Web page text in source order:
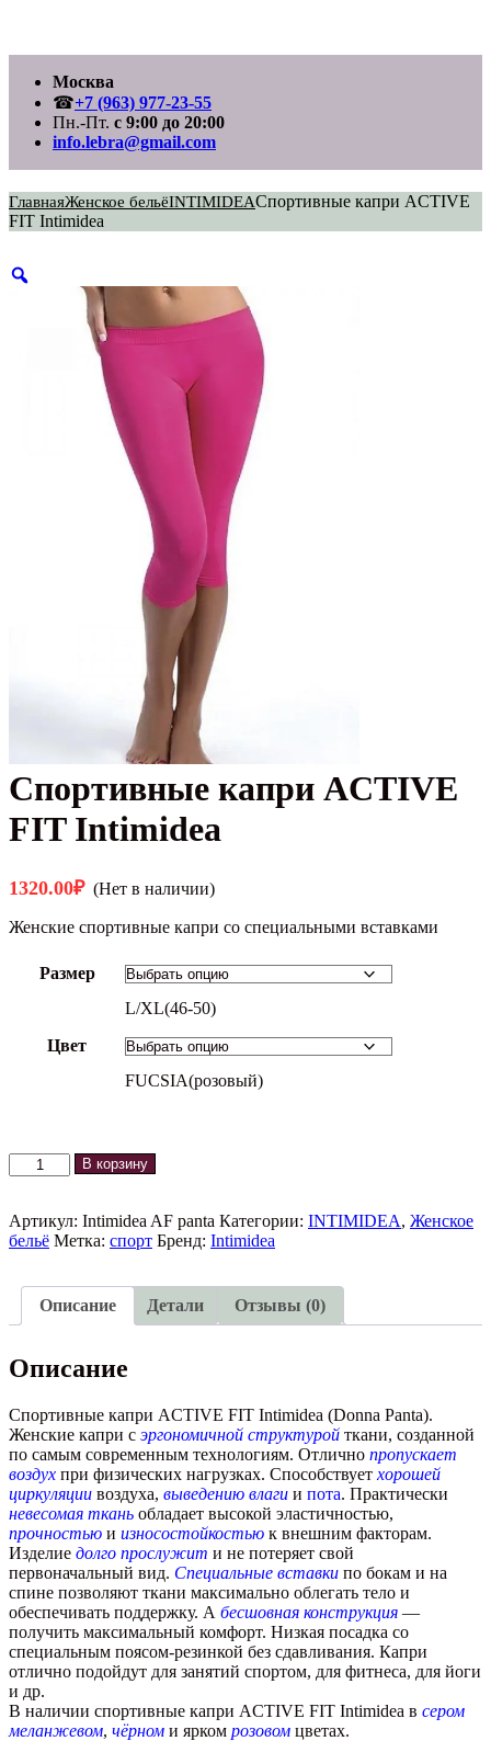
содержимому
Москва
☎+7 (963) 977-23-55
Пн.-Пт. с 9:00 до 20:00
info.lebra@gmail.com
ГлавнаяЖенское бельёINTIMIDEAСпортивные капри ACTIVE
FIT Intimidea
Спортивные капри ACTIVE
FIT Intimidea
1320.00₽(Нет в наличии)
Женские спортивные капри со специальными вставками
Размер
L/XL(46-50)
Цвет
FUCSIA(розовый)
Количество
товара
капри
ACTIVE
В корзину
Артикул: Intimidea AF panta Категории: INTIMIDEA, Женское
бельё Метка: спорт Бренд: Intimidea
Описание Детали Отзывы (0)
Описание
Спортивные капри ACTIVE FIT Intimidea (Donna Panta).
Женские капри с эргономичной структурой ткани, созданной
по самым современным технологиям. Отлично пропускает
воздух при физических нагрузках. Способствует хорошей
циркуляции воздуха, выведению влаги и пота. Практически
невесомая ткань обладает высокой эластичностью,
прочностью и износостойкостью к внешним факторам.
Изделие долго прослужит и не потеряет свой
первоначальный вид. Специальные вставки по бокам и на
спине позволяют ткани максимально облегать тело и
обеспечивать поддержку. А бесшовная конструкция —
получить максимальный комфорт. Низкая посадка со
специальным поясом-резинкой без сдавливания. Капри
отлично подойдут для занятий спортом, для фитнеса, для йоги
и др.
В наличии спортивные капри ACTIVE FIT Intimidea в сером
меланжевом, чёрном и ярком розовом цветах.